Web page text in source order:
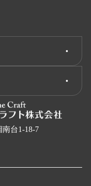
台1-18-7